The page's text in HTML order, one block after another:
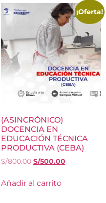
¡Oferta!
(ASINCRÓNICO)
DOCENCIA EN
EDUCACIÓN TÉCNICA
PRODUCTIVA (CEBA)
S/800.00 S/500.00
Añadir al carrito